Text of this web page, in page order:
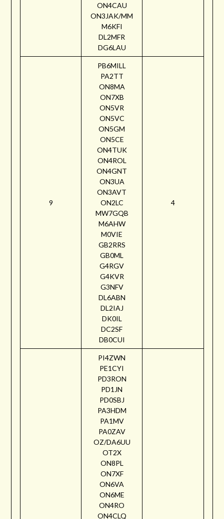
ON4CAU
ON3JAK/MM
M6KFI
DL2MFR
DG6LAU
9
PB6MILL
PA2TT
ON8MA
ON7XB
ON5VR
ON5VC
ON5GM
ON5CE
ON4TUK
ON4ROL
ON4GNT
ON3UA
ON3AVT
ON2LC
MW7GQB
M6AHW
M0VIE
GB2RRS
GB0ML
G4RGV
G4KVR
G3NFV
DL6ABN
DL2IAJ
DK0IL
DC2SF
DB0CUI
4
PI4ZWN
PE1CYI
PD3RON
PD1JN
PD0SBJ
PA3HDM
PA1MV
PA0ZAV
OZ/DA6UU
OT2X
ON8PL
ON7XF
ON6VA
ON6ME
ON4RO
ON4CLQ